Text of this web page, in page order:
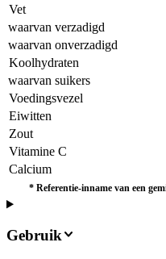
Vet
waarvan verzadigd
waarvan onverzadigd
Koolhydraten
waarvan suikers
Voedingsvezel
Eiwitten
Zout
Vitamine C
Calcium
* Referentie-inname van een
Gebruik